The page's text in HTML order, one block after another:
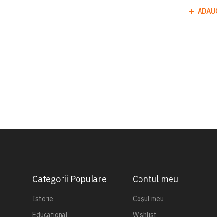
Categorii Populare
Istorie
Educațional
Contul meu
Coșul meu
Wishlist